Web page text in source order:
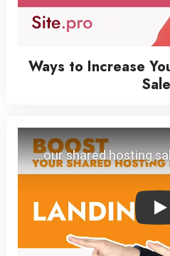
3 Ways to Increase
Play